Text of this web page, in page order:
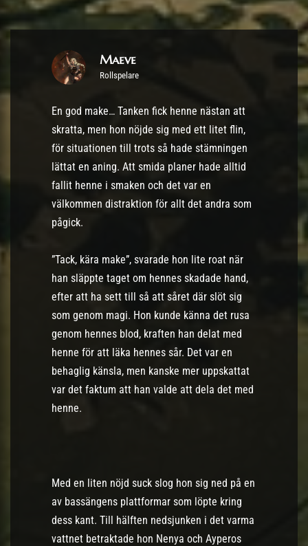
Maeve
Rollspelare
En god make… Tanken fick henne nästan att
skratta, men hon nöjde sig med ett litet flin,
för situationen till trots så hade stämningen
lättat en aning. Att smida planer hade alltid
fallit henne i smaken och det var en
välkommen distraktion för allt det andra som
pågick.
”Tack, kära make”, svarade hon lite roat när
han släppte taget om hennes skadade hand,
efter att ha sett till så att såret där slöt sig
som genom magi. Hon kunde känna det rusa
genom hennes blod, kraften han delat med
henne för att läka hennes sår. Det var en
behaglig känsla, men kanske mer uppskattat
var det faktum att han valde att dela det med
henne.
Med en liten nöjd suck slog hon sig ned på en
av bassängens plattformar som löpte kring
dess kant. Till hälften nedsjunken i det varma
vattnet betraktade hon Nenya och Ayperos